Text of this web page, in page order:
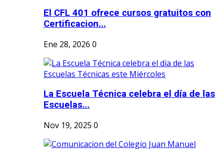
El CFL 401 ofrece cursos gratuitos con
Certificacion...
Ene 28, 2026 0
La Escuela Técnica celebra el día de las
Escuelas...
Nov 19, 2025 0